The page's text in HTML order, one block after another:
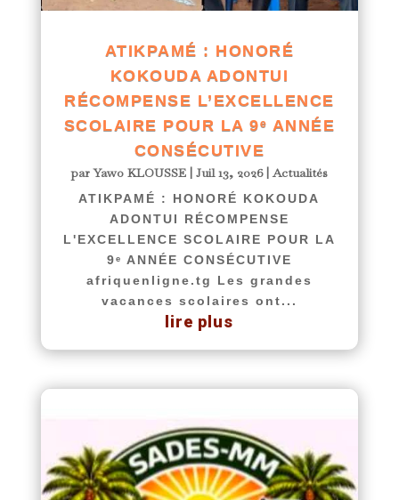
ATIKPAMÉ : HONORÉ
KOKOUDA ADONTUI
RÉCOMPENSE L’EXCELLENCE
SCOLAIRE POUR LA 9ᵉ ANNÉE
CONSÉCUTIVE
parYawo KLOUSSE |Juil 13, 2026|Actualités
ATIKPAMÉ : HONORÉ KOKOUDA
ADONTUI RÉCOMPENSE
L'EXCELLENCE SCOLAIRE POUR LA
9ᵉ ANNÉE CONSÉCUTIVE
afriquenligne.tg Les grandes
vacances scolaires ont...
lire plus